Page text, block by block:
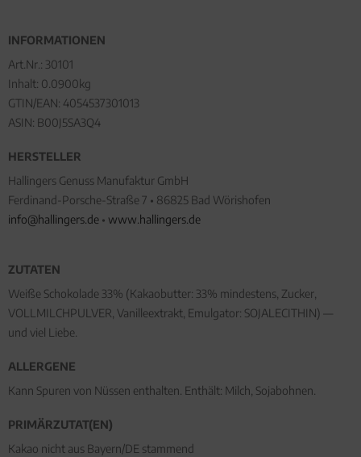
INFORMATIONEN
Art.Nr.: 30101
Inhalt: 0.0900kg
GTIN/EAN: 4054537301013
ASIN: B00J5SA3Q4
HERSTELLER
Hallingers Genuss Manufaktur GmbH
Ferdinand-Porsche-Straße 7 • 86825 Bad Wörishofen
info@hallingers.de • www.hallingers.de
ZUTATEN
Weiße Schokolade 33% (Kakaobutter: 33% mindestens, Zucker,
VOLLMILCHPULVER, Vanilleextrakt, Emulgator: SOJALECITHIN) —
und viel Liebe.
ALLERGENE
Kann Spuren von Nüssen enthalten. Enthält: Milch, Sojabohnen.
PRIMÄRZUTAT(EN)
Kakao nicht aus Bayern/DE stammend